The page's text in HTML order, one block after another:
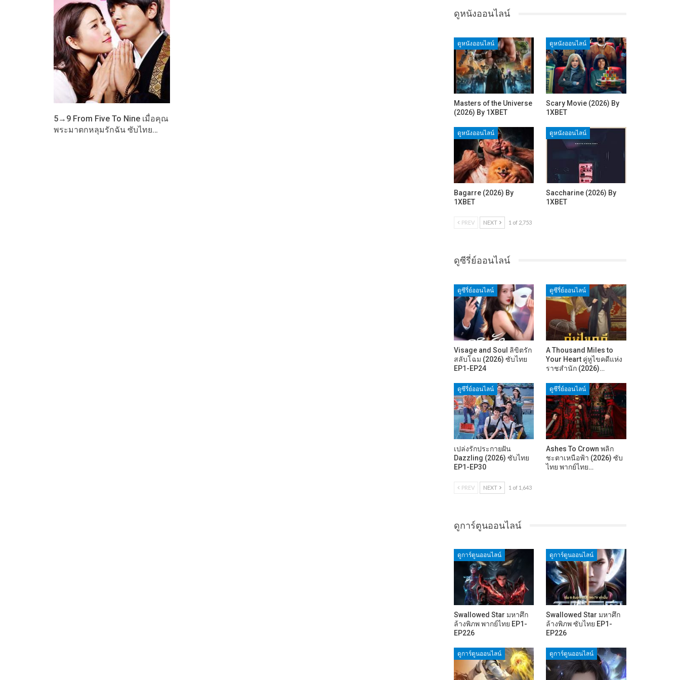
5→9 From Five To Nine เมื่อคุณ
พระมาตกหลุมรักฉัน ซับไทย…
ดูหนังออนไลน์
ดูหนังออนไลน์
Masters of the Universe
(2026) By 1XBET
ดูหนังออนไลน์
Scary Movie (2026) By
1XBET
ดูหนังออนไลน์
Bagarre (2026) By
1XBET
ดูหนังออนไลน์
Saccharine (2026) By
1XBET
PREV NEXT 1 of 2,753
ดูซีรี่ย์ออนไลน์
ดูซีรี่ย์ออนไลน์
Visage and Soul ลิขิตรัก
สลับโฉม (2026) ซับไทย
EP1-EP24
ดูซีรี่ย์ออนไลน์
A Thousand Miles to
Your Heart คู่หูไขคดีแห่ง
ราชสำนัก (2026)…
ดูซีรี่ย์ออนไลน์
เปล่งรักประกายฝัน
Dazzling (2026) ซับไทย
EP1-EP30
ดูซีรี่ย์ออนไลน์
Ashes To Crown พลิก
ชะตาเหนือฟ้า (2026) ซับ
ไทย พากย์ไทย…
PREV NEXT 1 of 1,643
ดูการ์ตูนออนไลน์
ดูการ์ตูนออนไลน์
Swallowed Star มหาศึก
ล้างพิภพ พากย์ไทย EP1-
EP226
ดูการ์ตูนออนไลน์
Swallowed Star มหาศึก
ล้างพิภพ ซับไทย EP1-
EP226
ดูการ์ตูนออนไลน์ ดูการ์ตูนออนไลน์